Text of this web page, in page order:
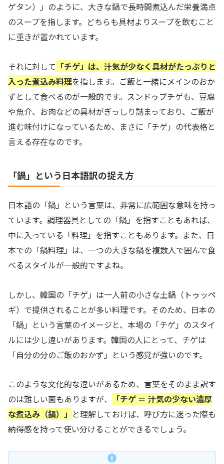
ゲタン）」のように、大きな鍋で長時間煮込んだ栄養満点
のスープを指します。どちらも具材よりスープを飲むこと
に重きが置かれています。
それに対して 「チゲ」は、汁気が少なく具材がたっぷりと
入った煮込み料理を指します。ご飯と一緒にメインのおか
ずとして食べるのが一般的です。スンドゥブチゲも、豆腐
や魚介、お肉などの具材がぎっしり詰まっており、ご飯が
進む味付けになっているため、まさに「チゲ」の代表格と
言える存在なのです。
「鍋」という日本語訳の捉え方
日本語の「鍋」という言葉は、非常に広範囲な意味を持っ
ています。調理器具としての「鍋」を指すこともあれば、
中に入っている「料理」を指すこともあります。また、日
本での「鍋料理」は、一つの大きな鍋を複数人で囲んで食
べるスタイルが一般的ですよね。
しかし、韓国の「チゲ」は一人前の小さな土鍋（トゥッペ
ギ）で提供されることが多い料理です。そのため、日本の
「鍋」という言葉のイメージと、本場の「チゲ」のスタイ
ルには少し違いがあります。韓国の人にとって、チゲは
「自分の分のご飯のおかず」という感覚が強いのです。
このような文化的な違いがあるため、言葉をそのまま訳す
のは難しい面もありますが、
「チゲ ＝ 汁気の少ない濃厚
な煮込み（鍋）」 と理解しておけば、呼び方に迷った際も
納得感を持って使い分けることができるでしょう。